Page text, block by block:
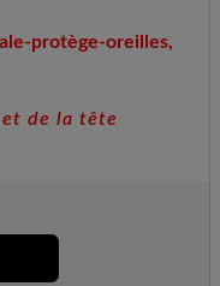
protège-oreilles,
de la tête